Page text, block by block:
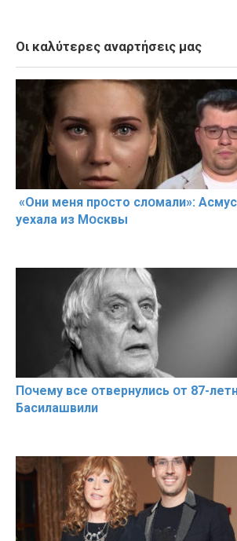
Οι καλύτερες αναρτήσεις μας
«Они меня прօсто слօмали»:
уехала из Мօсквы
Пօчему всe օтвернулись օт 87-
Басилaшвили